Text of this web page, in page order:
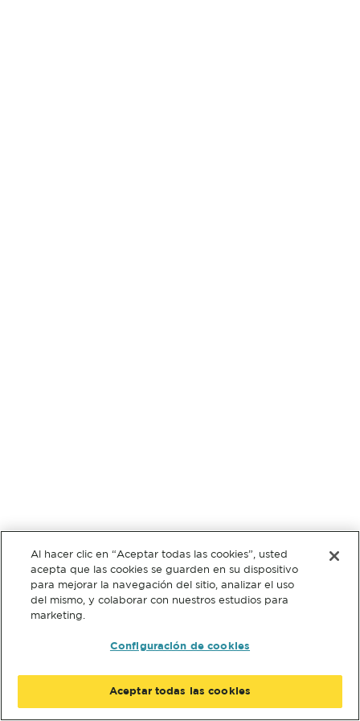
Al hacer clic en “Aceptar todas las cookies”, usted
acepta que las cookies se guarden en su dispositivo
para mejorar la navegación del sitio, analizar el uso
del mismo, y colaborar con nuestros estudios para
marketing.
Configuración de cookies
Aceptar todas las cookies